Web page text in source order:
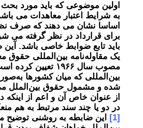
اولین موضوعی که باید مورد
به شرایط اعتبار معاهدات می
اساسا نشان می دهند که صرف
برای قرارداد در نظر گرفته می
باید تابع ضوابط خاصی باشد. آین
یک مقاوله‌نامه بین‌المللی حقوق
مصوب سال ۱۹۶۶ تعیین
بین‌المللی که میان كشورها
شده و مشمول حقوق بين‌الملل
از عنوان خاص آن و اعم از اينكه
در دو يا چند سند مرتبط به هم
[1]
این ضابطه به روشنی